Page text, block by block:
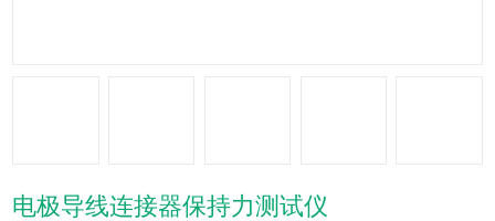
电极导线连接器保持力测试仪